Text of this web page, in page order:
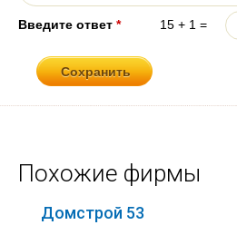
Введите ответ * 15 + 1 =
Похожие фирмы
Домстрой 53